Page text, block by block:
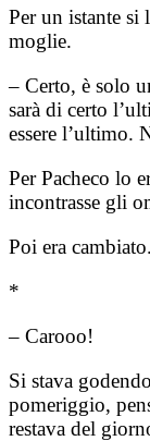
Per un istante si
moglie.
– Certo, è solo
sarà di certo
essere l’ultimo.
Per Pacheco lo
incontrasse gli
Poi era cambiato.
*
– Carooo!
Si stava
pomeriggio,
restava del